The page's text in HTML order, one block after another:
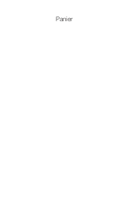
Panier